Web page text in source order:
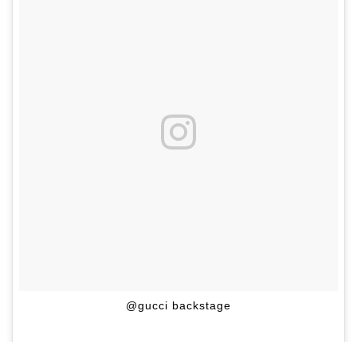
@gucci backstage